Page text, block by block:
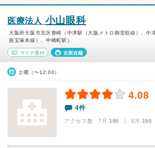
医療法人 小山眼科
大阪府大阪市北区豊崎（中津駅（大阪メトロ御堂筋線）、中
急宝塚本線）、中崎町駅）
マイナ受付 女医在籍
土曜（〜12:00）
4.08
4件
アクセス数 7月:199 | 6月:190